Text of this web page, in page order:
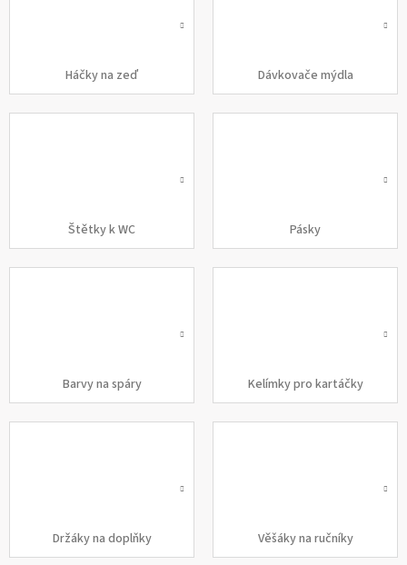
Háčky na zeď Dávkovače mýdla
Štětky k WC Pásky
Barvy na spáry Kelímky pro kartáčky
Držáky na doplňky Věšáky na ručníky